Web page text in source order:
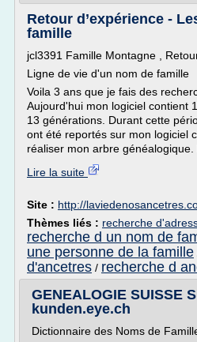
Retour d’expérience -
famille
jcl3391 Famille Montagne ,
Ligne de vie d'un nom de famille
Voila 3 ans que je fais des
Aujourd'hui mon logiciel contient
13 générations. Durant cette
ont été reportés sur mon logiciel
réaliser mon arbre généalogique.
Lire la suite
Site : http://
Thèmes liés : recherche
recherche d un nom de
une personne de la famille
d'ancetres / recherche d
GENEALOGIE SUISSE
kunden.eye.ch
Dictionnaire des Noms de